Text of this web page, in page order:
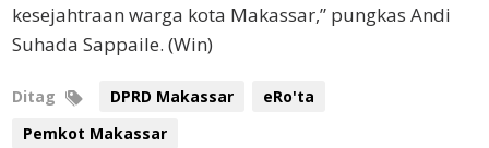
kesejahtraan warga kota Makassar,” pungkas Andi
Suhada Sappaile. (Win)
Ditag DPRD Makassar
eRo'ta
Pemkot Makassar